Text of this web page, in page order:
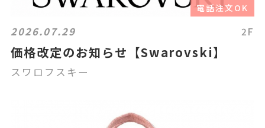
電話注文OK
2026.07.29 2F
価格改定のお知らせ【Swarovski】
スワロフスキー